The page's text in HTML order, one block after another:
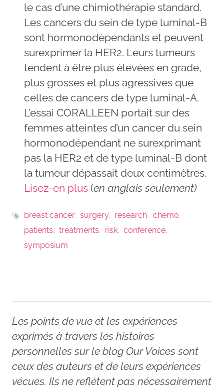
le cas d’une chimiothérapie standard.
Les cancers du sein de type luminal-B
sont hormonodépendants et peuvent
surexprimer la HER2. Leurs tumeurs
tendent à être plus élevées en grade,
plus grosses et plus agressives que
celles de cancers de type luminal-A.
L’essai CORALLEEN portait sur des
femmes atteintes d’un cancer du sein
hormonodépendant ne surexprimant
pas la HER2 et de type luminal-B dont
la tumeur dépassait deux centimètres.
Lisez-en plus (en anglais seulement)
breast cancer surgery research
chemo
patients
treatments risk
conference
symposium
Les points de vue et les expériences
exprimés à travers les histoires
personnelles sur le blog Our Voices sont
ceux des auteurs et de leurs expériences
vécues. Ils ne reflètent pas nécessairement